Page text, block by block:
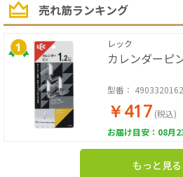
売れ筋ランキング
レック
カレンダーピ
型番：
￥417 (税込)
お届け目安：08月
もっと見る